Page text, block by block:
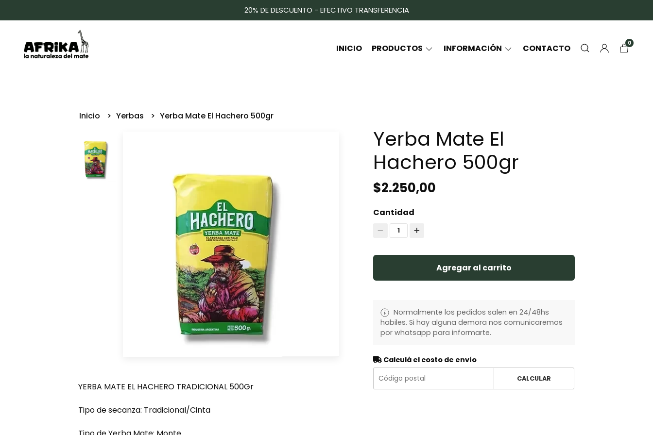
20% DE DESCUENTO - EFECTIVO TRANSFERENCIA
INICIO PRODUCTOS INFORMACIÓN CONTACTO 0
Inicio Yerbas Yerba Mate El Hachero 500gr
YERBA MATE EL HACHERO TRADICIONAL 500Gr
Tipo de secanza: Tradicional/Cinta
Yerba Mate El
Hachero 500gr
$2.250,00
Cantidad
1
Agregar al carrito
Normalmente los pedidos salen en 24/48hs
habiles. Si hay alguna demora nos comunicaremos
por whatsapp para informarte.
Calculá el costo de envío
CALCULAR